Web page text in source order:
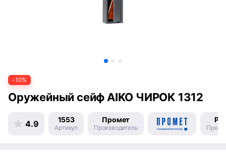
-10%
Оружейный сейф AIKO ЧИРОК 1312
4.9 1553
Артикул
Промет
Производитель